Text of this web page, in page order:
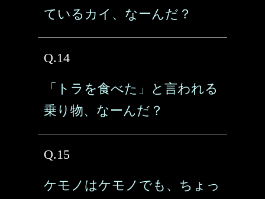
ているカイ、なーんだ？
Q.14
「トラを食べた」と言われる
乗り物、なーんだ？
Q.15
ケモノはケモノでも、ちょっ